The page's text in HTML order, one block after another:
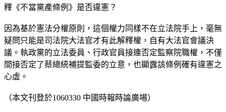
釋《不當黨產條例》是否違憲？
因為基於憲法分權原則，這個權力同樣不在立法院手上，毫無
疑問只能是司法院大法官才有此解釋權，自有大法官會議決
議。執政黨的立法委員、行政官員接連否定監察院職權，不僅
間接否定了蔡總統補提監委的立意，也顯露該條例確有違憲之
心虛。
（本文刊登於1060330 中國時報時論廣場）